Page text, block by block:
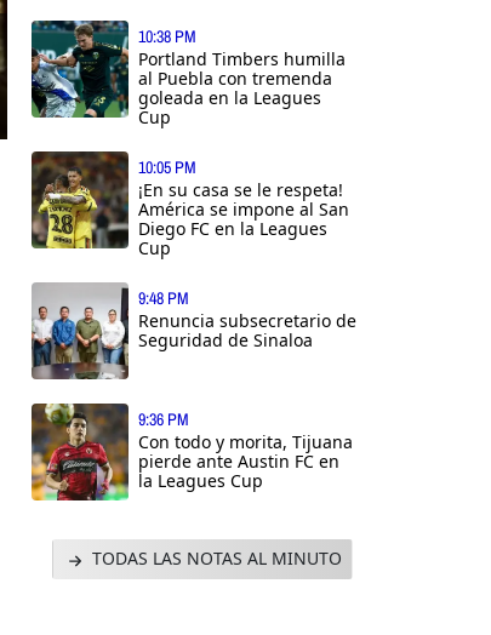
10:38 PM
Portland Timbers humilla
al Puebla con tremenda
goleada en la Leagues
Cup
10:05 PM
¡En su casa se le respeta!
América se impone al San
Diego FC en la Leagues
Cup
9:48 PM
Renuncia subsecretario de
Seguridad de Sinaloa
9:36 PM
Con todo y morita, Tijuana
pierde ante Austin FC en
la Leagues Cup
TODAS LAS NOTAS AL MINUTO